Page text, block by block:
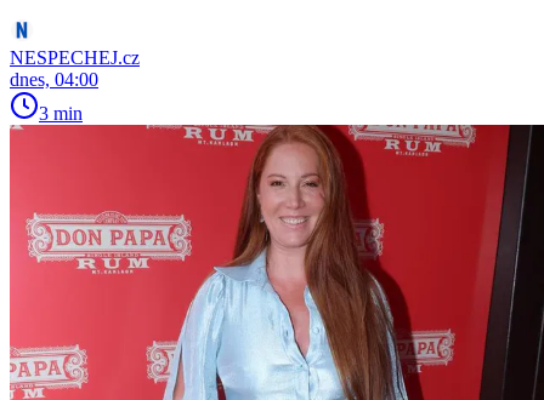
NESPECHEJ.cz
dnes, 04:00
3 min